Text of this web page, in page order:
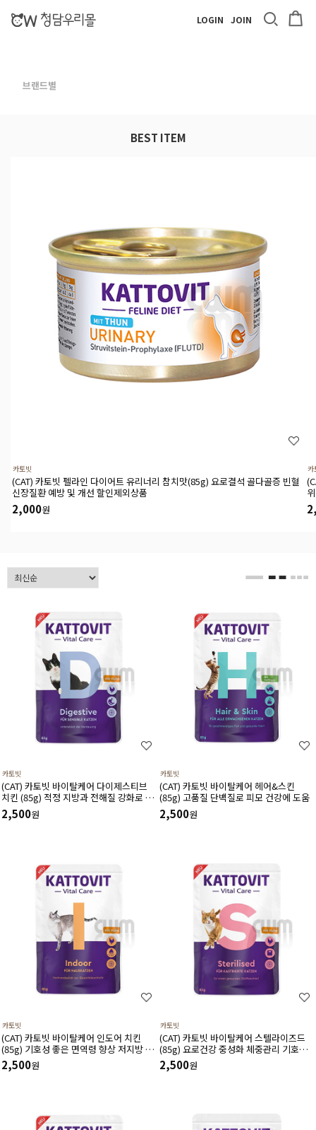
LOGIN JOIN
브랜드별
BEST ITEM
카토빗
(CAT) 카토빗 펠라인 다이어트 유리너리 참치맛(85g) 요로결석 골다골증 빈혈
신장질환 예방 및 개선 할인제외상품
2,000원
카
카토빗
(CAT) 카토빗 바이탈케어 다이제스티브
치킨 (85g) 적정 지방과 전해질 강화로 소
화 흡수율을 높이는데 도움
2,500원
카토빗
(CAT) 카토빗 바이탈케어 헤어&스킨
(85g) 고품질 단백질로 피모 건강에 도움
2,500원
카토빗
(CAT) 카토빗 바이탈케어 인도어 치킨
(85g) 기호성 좋은 면역령 향상 저지방 체
중관리에 도움
2,500원
카토빗
(CAT) 카토빗 바이탈케어 스텔라이즈드
(85g) 요로건강 중성화 체중관리 기호성
에 도움
2,500원